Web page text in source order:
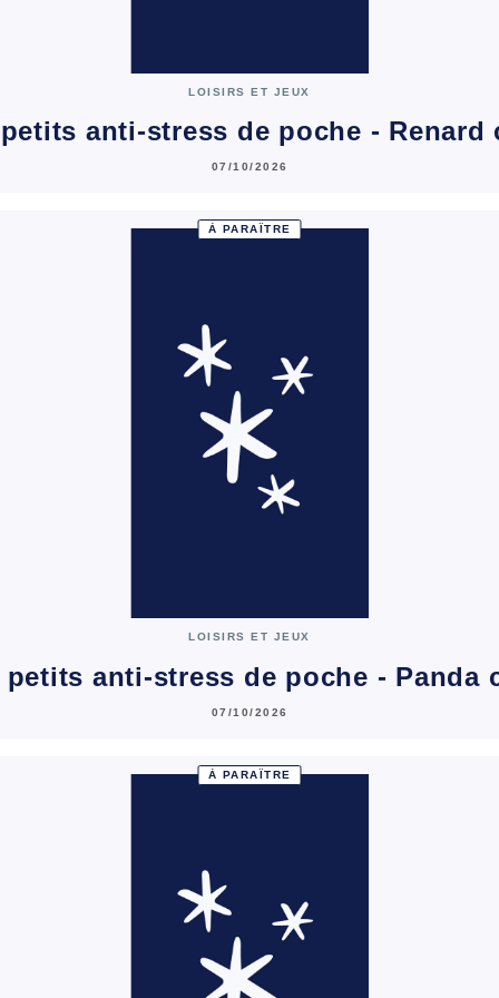
LOISIRS ET JEUX
anti-stress de poche -
07/10/2026
À PARAÎTRE
LOISIRS ET JEUX
petits anti-stress de poche - Panda
07/10/2026
À PARAÎTRE